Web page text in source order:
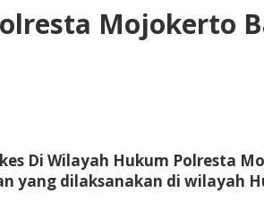
Mojokerto
Di Wilayah Hukum Polresta
yang dilaksanakan di wilayah